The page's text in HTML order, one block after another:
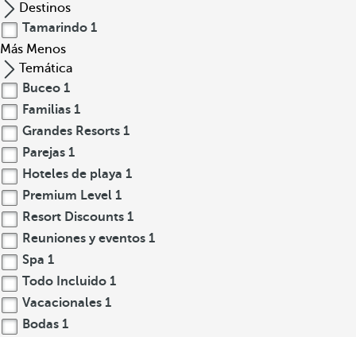
Destinos
Tamarindo 1
Más Menos
Temática
Buceo 1
Familias 1
Grandes Resorts 1
Parejas 1
Hoteles de playa 1
Premium Level 1
Resort Discounts 1
Reuniones y eventos 1
Spa 1
Todo Incluido 1
Vacacionales 1
Bodas 1